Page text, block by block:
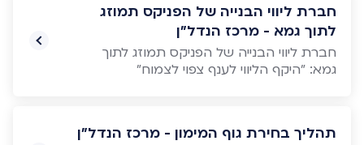
חברת ליווי הבנייה של הפניקס תמוזג
לתוך גמא - מרכז הנדל"ן
חברת ליווי הבנייה של הפניקס תמוזג לתוך
גמא: "היקף הליווי לענף צפוי לצמוח"
תהליך בחירת גוף המימון - מרכז הנדל"ן